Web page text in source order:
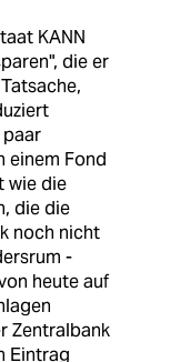
KANN
die er
paar
einem Fond
wie die
die die
noch nicht
-
heute auf
Zentralbank
Eintrag